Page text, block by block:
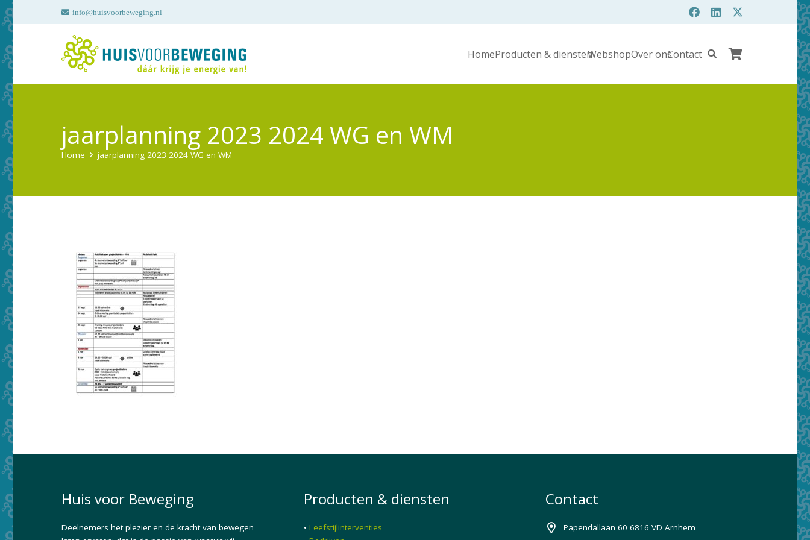
info@huisvoorbeweging.nl
HomeProducten & dienstenWebshopOver onsContact
jaarplanning 2023 2024 WG en WM
Home jaarplanning 2023 2024 WG en WM
Huis voor Beweging
Deelnemers het plezier en de kracht van bewegen
Producten & diensten
• Leefstijlinterventies
Contact
Papendallaan 60 6816 VD Arnhem